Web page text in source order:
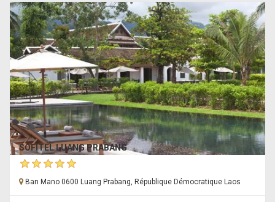
SOFITEL LUANG PRABANG
Ban Mano 0600 Luang Prabang, République Démocratique Laos